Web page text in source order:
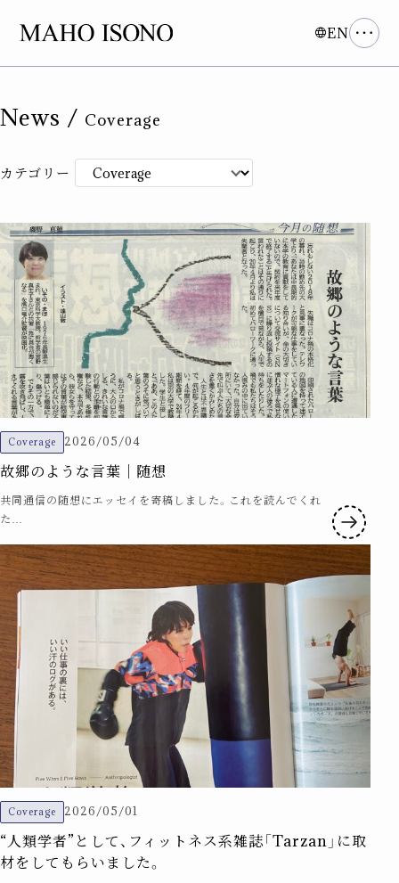
EN
News / Coverage
カテゴリー
Coverage 2026/05/04
故郷のような言葉｜随想
共同通信の随想にエッセイを寄稿しました。これを読んでくれ
た…
Coverage 2026/05/01
“人類学者”として、フィットネス系雑誌「Tarzan」に取
材をしてもらいました。